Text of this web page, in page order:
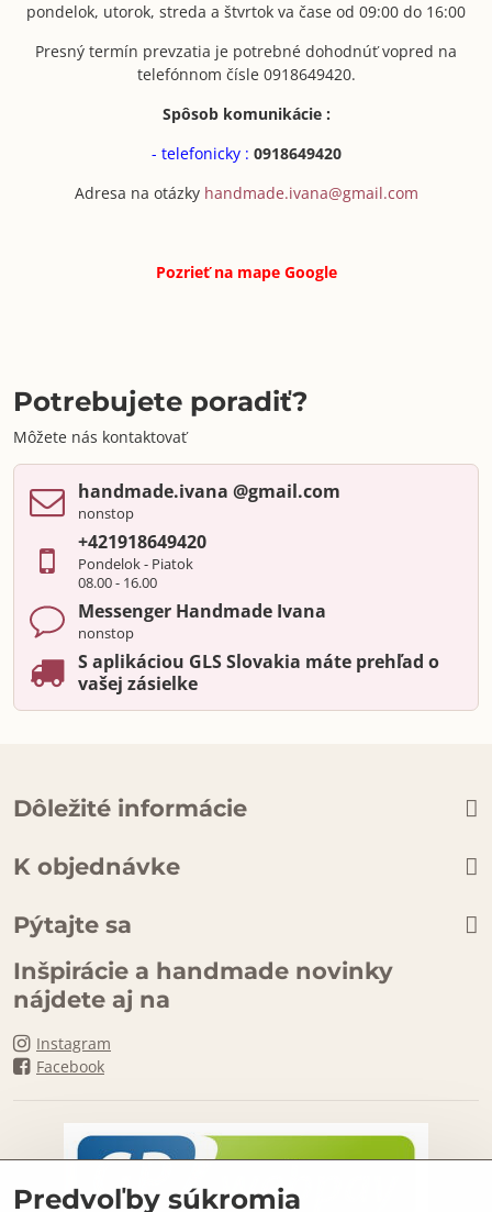
pondelok, utorok, streda a štvrtok va čase od 09:00 do 16:00
Presný termín prevzatia je potrebné dohodnúť vopred na
telefónnom čísle 0918649420.
Spôsob komunikácie :
- telefonicky : 0918649420
Adresa na otázky handmade.ivana@gmail.com
Pozrieť na mapeGoogle
Potrebujete poradiť?
Môžete nás kontaktovať
handmade​.ivana ​@gmail​.com
nonstop
+421918649420
Pondelok - Piatok
08.00 - 16.00
Messenger Handmade Ivana
nonstop
S aplikáciou GLS Slovakia máte prehľad o
vašej zásielke
Dôležité informácie
K objednávke
Pýtajte sa
Inšpirácie a handmade novinky
nájdete aj na
Instagram
Facebook
Predvoľby súkromia